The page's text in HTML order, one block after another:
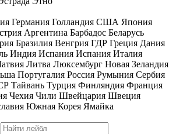
Германия Голландия США Япония
Аргентина Барбадос Беларусь
Бразилия Венгрия ГДР Греция Дания
Индия Испания Испания Италия
Литва Люксембург Новая Зеландия
Португалия Россия Румыния Сербия
Тайвань Турция Финляндия Франция
Чехия Чили Швейцария Швеция
Южная Корея Ямайка